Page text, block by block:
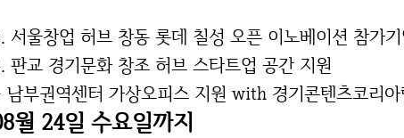
서울창업 허브 창동 롯데 칠성 오픈 이노베이션 참가
판교 경기문화 창조 허브 스타트업 공간 지원
남부권역센터 가상오피스 지원 with 경기콘텐츠코리아
월 24일 수요일까지